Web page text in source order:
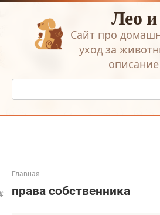
Перейти
Лео
Сайт про
уход за
Поиск:
Главная
права собственника